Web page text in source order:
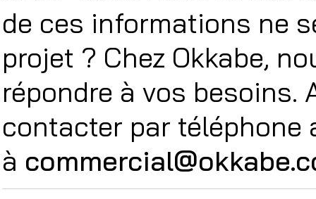
de ces informations ne
projet ? Chez Okkabe,
répondre à vos besoins.
contacter par téléphone
à